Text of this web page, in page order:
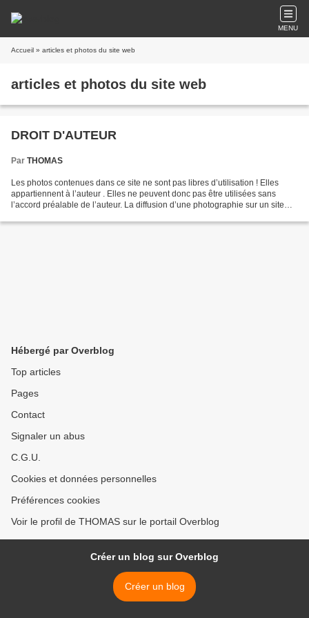
MENU
Accueil » articles et photos du site web
articles et photos du site web
DROIT D'AUTEUR
Par THOMAS
Les photos contenues dans ce site ne sont pas libres d’utilisation ! Elles
appartiennent à l’auteur . Elles ne peuvent donc pas être utilisées sans
l’accord préalable de l’auteur. La diffusion d’une photographie sur un site
Hébergé par Overblog
Top articles
Pages
Contact
Signaler un abus
C.G.U.
Cookies et données personnelles
Préférences cookies
Voir le profil de THOMAS sur le portail Overblog
Créer un blog sur Overblog
Créer un blog